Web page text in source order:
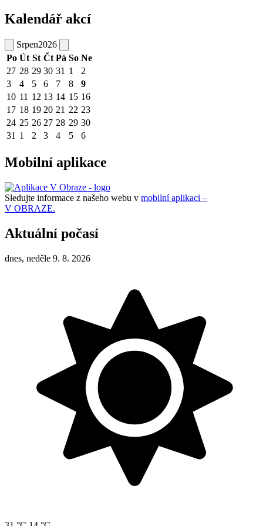
Kalendář akcí
Srpen2026
Po Út St Čt Pá So Ne
27 28 29 30 31 1
2
3
4 5 6 7 8
9
10 11 12 13 14 15 16
17 18 19 20 21 22 23
24 25 26 27 28 29 30
31 1 2 3 4 5 6
Mobilní aplikace
Sledujte informace z našeho webu v mobilní aplikaci –
V OBRAZE.
Aktuální počasí
dnes, neděle 9. 8. 2026